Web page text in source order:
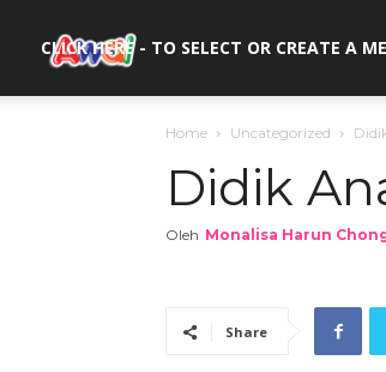
awal.my
CLICK HERE - TO SELECT OR CREATE A
Home Uncategorized
Didik
Oleh Monalisa Harun
Share